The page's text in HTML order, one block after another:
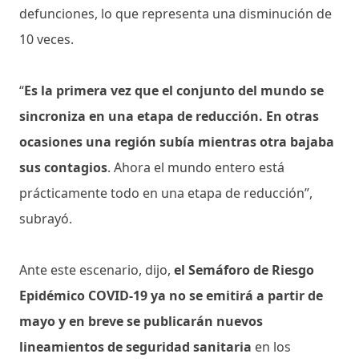
defunciones, lo que representa una disminución de
10 veces.
“Es la primera vez que el conjunto del mundo se
sincroniza en una etapa de reducción. En otras
ocasiones una región subía mientras otra bajaba
sus contagios. Ahora el mundo entero está
prácticamente todo en una etapa de reducción”,
subrayó.
Ante este escenario, dijo, el Semáforo de Riesgo
Epidémico COVID-19 ya no se emitirá a partir de
mayo y en breve se publicarán nuevos
lineamientos de seguridad sanitaria en los